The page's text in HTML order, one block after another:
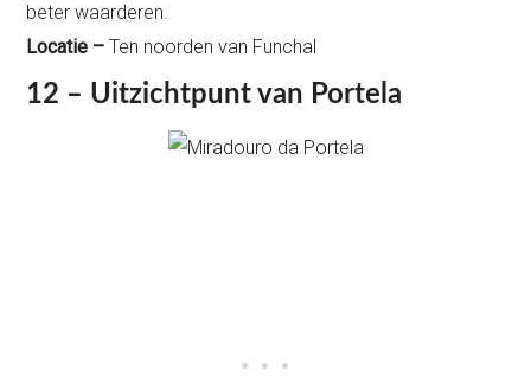
beter waarderen.
Locatie –Ten noorden van Funchal
12 – Uitzichtpunt van Portela